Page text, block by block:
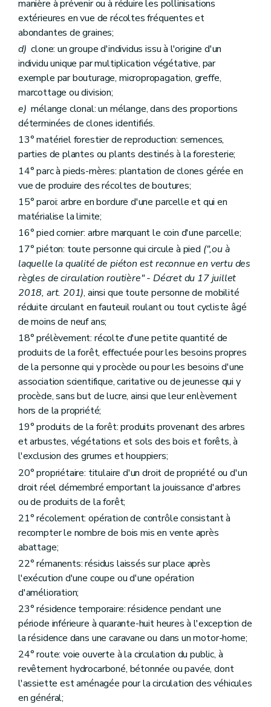
manière à prévenir ou à réduire les pollinisations
extérieures en vue de récoltes fréquentes et
abondantes de graines;
d) clone: un groupe d'individus issu à l'origine d'un
individu unique par multiplication végétative, par
exemple par bouturage, micropropagation, greffe,
marcottage ou division;
e) mélange clonal: un mélange, dans des proportions
déterminées de clones identifiés.
13° matériel forestier de reproduction: semences,
parties de plantes ou plants destinés à la foresterie;
14° parc à pieds-mères: plantation de clones gérée en
vue de produire des récoltes de boutures;
15° paroi: arbre en bordure d'une parcelle et qui en
matérialise la limite;
16° pied cornier: arbre marquant le coin d'une parcelle;
17° piéton: toute personne qui circule à pied (",ou à
laquelle la qualité de piéton est reconnue en vertu des
règles de circulation routière" - Décret du 17 juillet
2018, art. 201), ainsi que toute personne de mobilité
réduite circulant en fauteuil roulant ou tout cycliste âgé
de moins de neuf ans;
18° prélèvement: récolte d'une petite quantité de
produits de la forêt, effectuée pour les besoins propres
de la personne qui y procède ou pour les besoins d'une
association scientifique, caritative ou de jeunesse qui y
procède, sans but de lucre, ainsi que leur enlèvement
hors de la propriété;
19° produits de la forêt: produits provenant des arbres
et arbustes, végétations et sols des bois et forêts, à
l'exclusion des grumes et houppiers;
20° propriétaire: titulaire d'un droit de propriété ou d'un
droit réel démembré emportant la jouissance d'arbres
ou de produits de la forêt;
21° récolement: opération de contrôle consistant à
recompter le nombre de bois mis en vente après
abattage;
22° rémanents: résidus laissés sur place après
l'exécution d'une coupe ou d'une opération
d'amélioration;
23° résidence temporaire: résidence pendant une
période inférieure à quarante-huit heures à l'exception de
la résidence dans une caravane ou dans un motor-home;
24° route: voie ouverte à la circulation du public, à
revêtement hydrocarboné, bétonnée ou pavée, dont
l'assiette est aménagée pour la circulation des véhicules
en général;